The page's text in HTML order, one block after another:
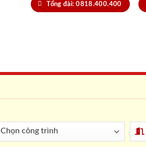
Tổng đài: 0818.400.400